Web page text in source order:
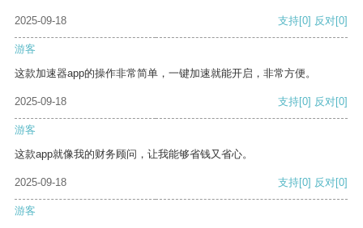
2025-09-18 支持[0] 反对[0]
游客
这款加速器app的操作非常简单，一键加速就能开启，非常方便。
2025-09-18 支持[0] 反对[0]
游客
这款app就像我的财务顾问，让我能够省钱又省心。
2025-09-18 支持[0] 反对[0]
游客